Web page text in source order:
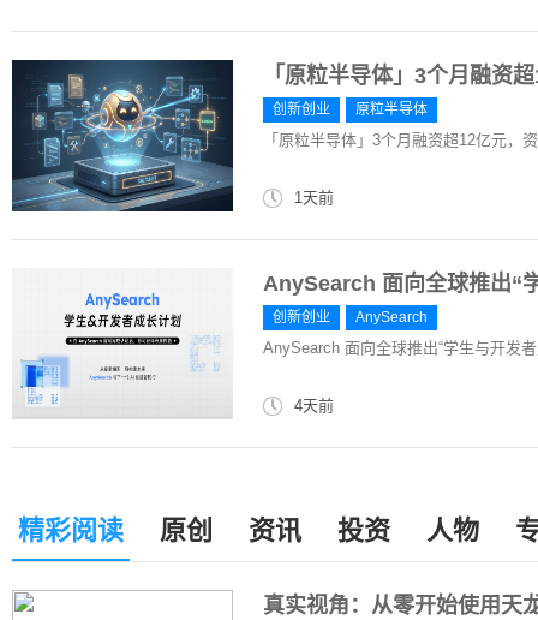
「原粒半导体」3个月融资
创新创业 原粒半导体
「原粒半导体」3个月融资超12亿元，
1天前
AnySearch 面向全球推出“
创新创业 AnySearch
AnySearch 面向全球推出“学生与开发
4天前
精彩阅读 原创 资讯 投资 人物
真实视角：从零开始使用天